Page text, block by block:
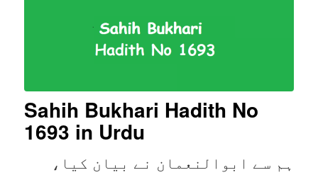
Sahih Bukhari Hadith No
1693 in Urdu
ہم سے ابوالنعمان نے بیان کیا،